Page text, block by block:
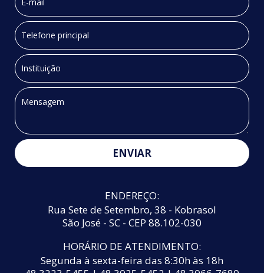
ENVIAR
ENDEREÇO:
Rua Sete de Setembro, 38 - Kobrasol
São José - SC - CEP 88.102-030
HORÁRIO DE ATENDIMENTO:
Segunda à sexta-feira das 8:30h às 18h